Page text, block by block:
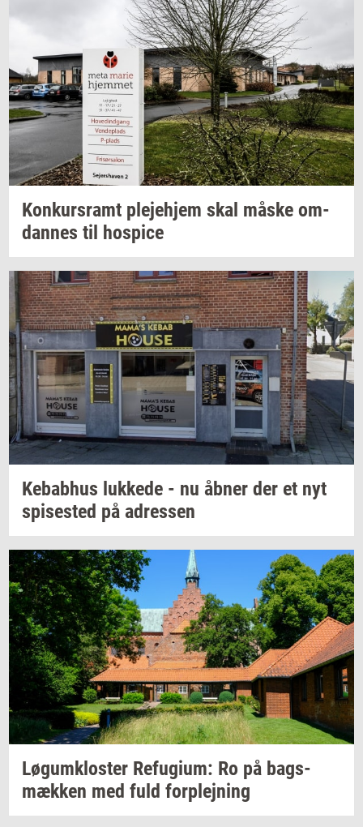
Kon­kurs­ramt ple­je­hjem skal måske om­
dan­nes til ho­spi­ce
Ke­babhus luk­ke­de - nu åbner der et nyt
spi­se­sted på adres­sen
Løgum­klo­ster Re­fu­gi­um: Ro på bags­
mæk­ken med fuld for­plej­ning